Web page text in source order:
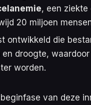
, een ziekte
20 miljoen
ontwikkeld die
en droogte,
worden.
van deze